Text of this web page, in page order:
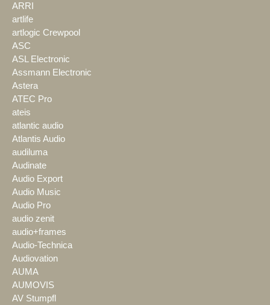
ARRI
artlife
artlogic Crewpool
ASC
ASL Electronic
Assmann Electronic
Astera
ATEC Pro
ateis
atlantic audio
Atlantis Audio
audiluma
Audinate
Audio Export
Audio Music
Audio Pro
audio zenit
audio+frames
Audio-Technica
Audiovation
AUMA
AUMOVIS
AV Stumpfl